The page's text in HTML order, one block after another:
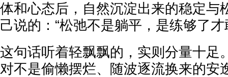
体和心态后，自然沉淀出来的稳定与
己说的：“松弛不是躺平，是练够了
这句话听着轻飘飘的，实则分量十足
对不是偷懒摆烂、随波逐流换来的安